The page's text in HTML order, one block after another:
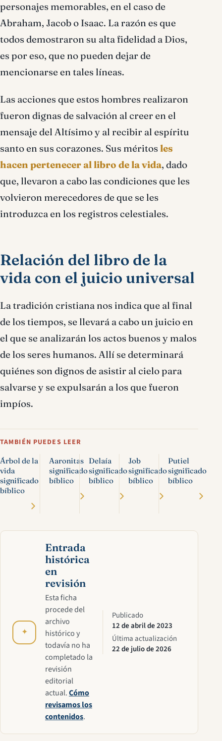
personajes memorables, en el caso de
Abraham, Jacob o Isaac. La razón es que
todos demostraron su alta fidelidad a Dios,
es por eso, que no pueden dejar de
mencionarse en tales líneas.
Las acciones que estos hombres realizaron
fueron dignas de salvación al creer en el
mensaje del Altísimo y al recibir al espíritu
santo en sus corazones. Sus méritos les
hacen pertenecer al libro de la vida, dado
que, llevaron a cabo las condiciones que les
volvieron merecedores de que se les
introduzca en los registros celestiales.
Relación del libro de la
vida con el juicio universal
La tradición cristiana nos indica que al final
de los tiempos, se llevará a cabo un juicio en
el que se analizarán los actos buenos y malos
de los seres humanos. Allí se determinará
quiénes son dignos de asistir al cielo para
salvarse y se expulsarán a los que fueron
impíos.
TAMBIÉN PUEDES LEER
Árbol de la
vida
significado
bíblico
Aaronitas
significado
bíblico
Delaía
significado
bíblico
Job
significado
bíblico
Putiel
significado
bíblico
✦
Entrada
histórica
en
revisión
Esta ficha
procede del
archivo
histórico y
todavía no ha
completado la
revisión
editorial
actual.Cómo
revisamos los
contenidos.
Publicado
12 de abril de 2023
Última actualización
22 de julio de 2026